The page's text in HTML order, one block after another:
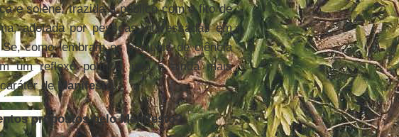
e solene, trazida a público com o fito de
adotada por pessoas interessadas em
como lembram os manuais de ciência
um reflexo político, isto é ainda mais
deManifesto.
propostos pelo Manifesto?